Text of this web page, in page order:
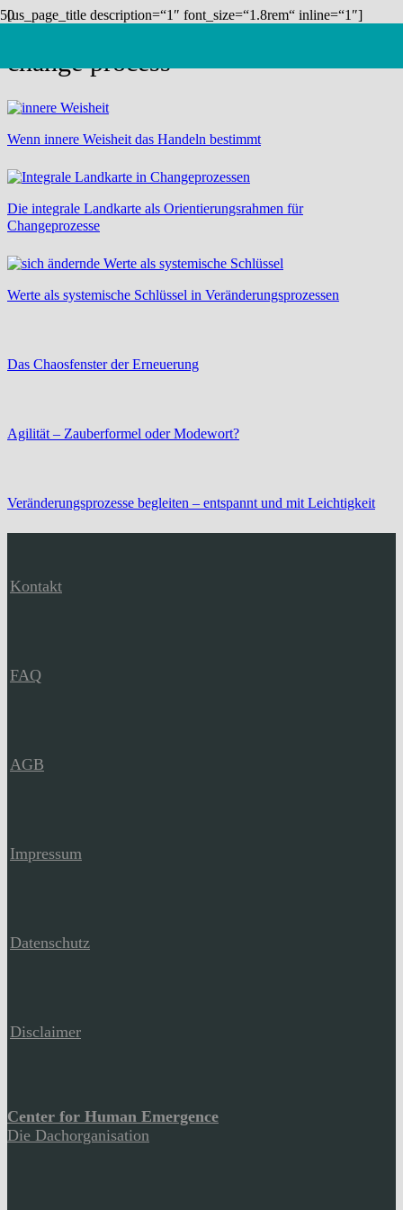
[us_page_title description=“1″ font_size=“1.8rem“ inline=“1″]
change process
Wenn innere Weisheit das Handeln bestimmt
Die integrale Landkarte als Orientierungsrahmen für
Changeprozesse
Werte als systemische Schlüssel in Veränderungsprozessen
Das Chaosfenster der Erneuerung
Agilität – Zauberformel oder Modewort?
Veränderungsprozesse begleiten – entspannt und mit Leichtigkeit
Kontakt
FAQ
AGB
Impressum
Datenschutz
Disclaimer
Center for Human Emergence
Die Dachorganisation